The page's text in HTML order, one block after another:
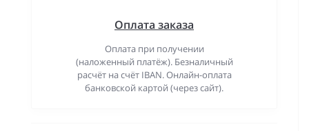
Оплата заказа
Оплата при получении
(наложенный платёж). Безналичный
расчёт на счёт IBAN. Онлайн-оплата
банковской картой (через сайт).